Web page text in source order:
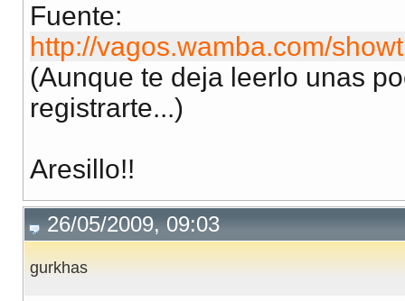
Fuente:
http://vagos.wamba.com/
(Aunque te deja leerlo unas
registrarte...)
Aresillo!!
26/05/2009, 09:03
gurkhas